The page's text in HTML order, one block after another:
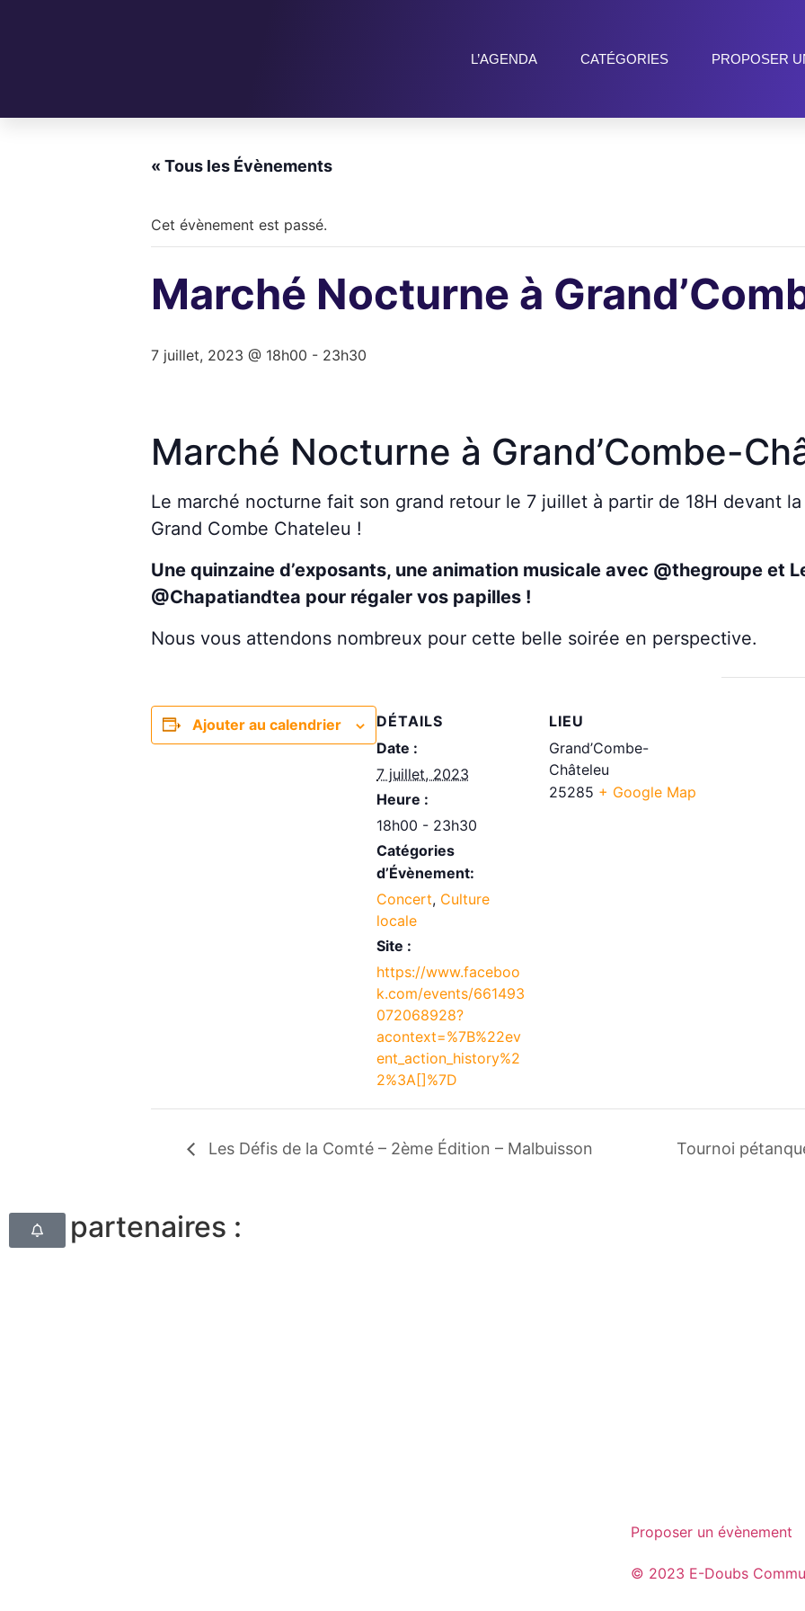
L’AGENDA CATÉGORIES PROPOSER
« Tous les Évènements
Cet évènement est passé.
Marché Nocturne à
7 juillet, 2023 @ 18h00 - 23h30
Marché Nocturne à Grand’Combe-
Le marché nocturne fait son grand retour le 7 juillet à partir de 18H devant
Grand Combe Chateleu !
Une quinzaine d’exposants, une animation musicale avec @thegroupe et
@Chapatiandtea pour régaler vos papilles !
Nous vous attendons nombreux pour cette belle soirée en perspective.
Ajouter au calendrier
DÉTAILS
Date :
7 juillet, 2023
Heure :
18h00 - 23h30
Catégories
d’Évènement:
Concert, Culture
locale
Site :
https://www.faceboo
k.com/events/661493
072068928?
acontext=%7B%22ev
ent_action_history%2
2%3A[]%7D
LIEU
Grand’Combe-
Châteleu
25285 + Google Map
Les Défis de la Comté – 2ème Édition – Malbuisson Tournoi
Nos partenaires :
Proposer un évènement
© 2023 E-Doubs